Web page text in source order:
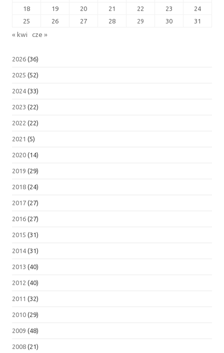
18
19 20 21 22 23
24
25
26 27 28 29 30 31
« kwi cze »
2026 (36)
2025 (52)
2024 (33)
2023 (22)
2022 (22)
2021 (5)
2020 (14)
2019 (29)
2018 (24)
2017 (27)
2016 (27)
2015 (31)
2014 (31)
2013 (40)
2012 (40)
2011 (32)
2010 (29)
2009 (48)
2008 (21)